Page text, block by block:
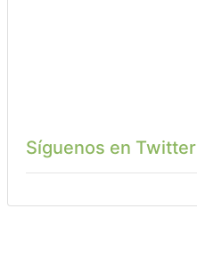
Síguenos en Twitter